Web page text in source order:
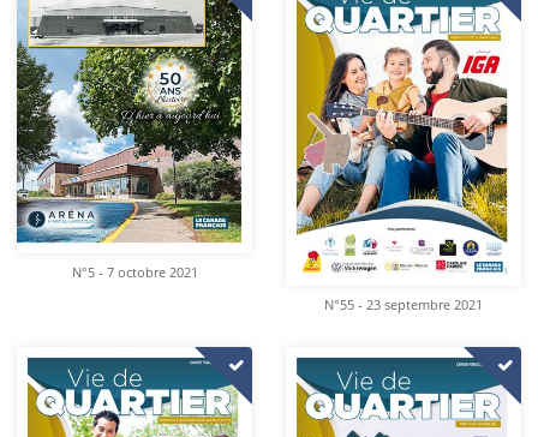
N°5 - 7 octobre 2021
N°55 - 23 septembre 2021